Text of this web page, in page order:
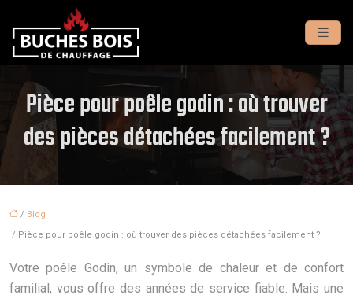
Pièce pour poêle godin : où trouver
des pièces détachées facilement ?
/ Blog
/ Pièce pour poêle godin : où trouver des pièces détachées facilement ?
Votre poêle Godin, un symbole de chaleur et de confort
familial, vous offre des années de service fiable. Mais une